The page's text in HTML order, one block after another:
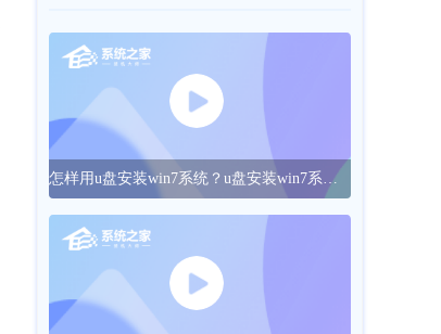
怎样用u盘安装win7系统？u盘安装win7系统的操作方法